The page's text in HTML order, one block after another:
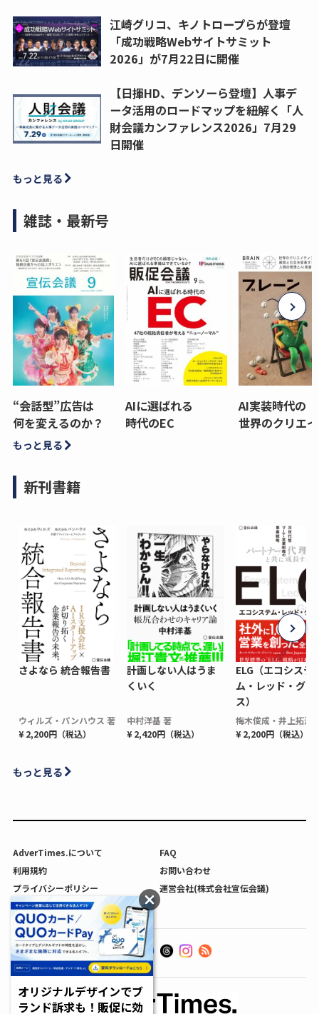
江崎グリコ、キノトロープらが登壇
「成功戦略Webサイトサミット
2026」が7月22日に開催
【日揮HD、デンソーら登壇】人事デ
ータ活用のロードマップを紐解く「人
財会議カンファレンス2026」7月29
日開催
もっと見る
雑誌・最新号
“会話型”広告は
何を変えるのか？
AIに選ばれる
時代のEC
AI実装時代の
世界のクリエ
もっと見る
新刊書籍
さよなら 統合報告書
ウィルズ・パンハウス 著
¥ 2,200円（税込）
計画しない人はうま
くいく
中村洋基 著
¥ 2,420円（税込）
ELG（エコシステ
ム・レッド・グロ
ス）
梅木俊成・井上拓海
¥ 2,200円（税込）
もっと見る
AdverTimes.について
FAQ
利用規約
お問い合わせ
プライバシーポリシー
運営会社(株式会社宣伝会議)
利用者情報の外部送信について
オリジナルデザインでブ
ランド訴求も！販促に効